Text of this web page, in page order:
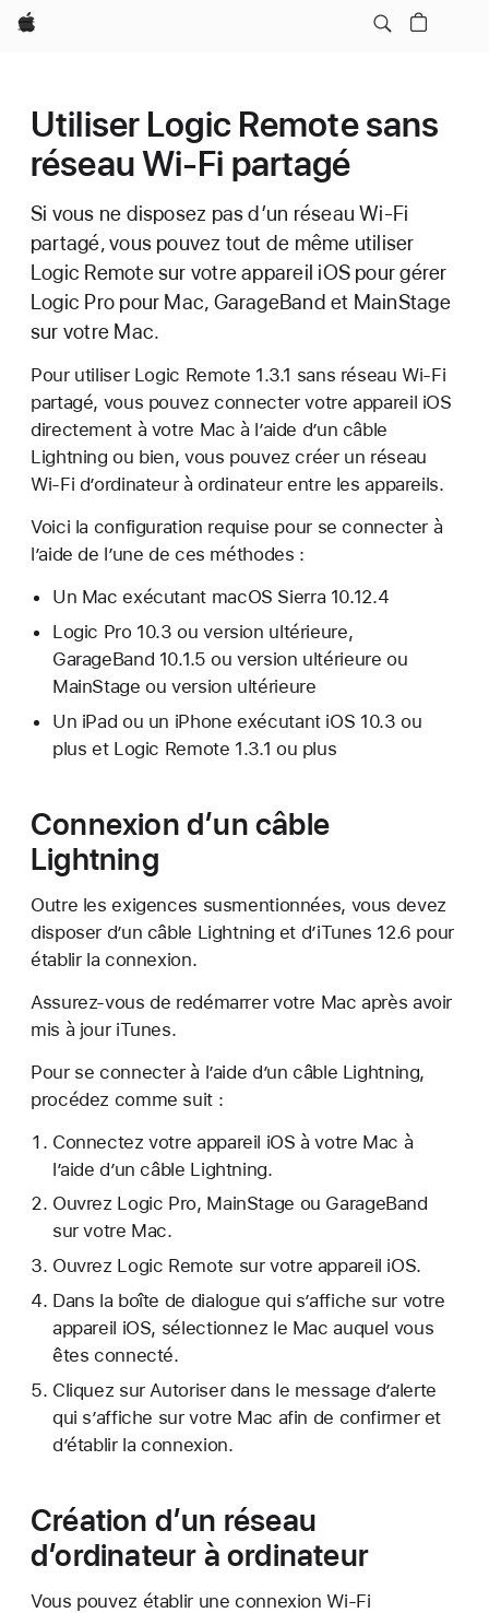
Apple
Utiliser Logic Remote sans
réseau Wi-Fi partagé
Si vous ne disposez pas d’un réseau Wi-Fi
partagé, vous pouvez tout de même utiliser
Logic Remote sur votre appareil iOS pour gérer
Logic Pro pour Mac, GarageBand et MainStage
sur votre Mac.
Pour utiliser Logic Remote 1.3.1 sans réseau Wi-Fi
partagé, vous pouvez connecter votre appareil iOS
directement à votre Mac à l’aide d’un câble
Lightning ou bien, vous pouvez créer un réseau
Wi-Fi d’ordinateur à ordinateur entre les appareils.
Voici la configuration requise pour se connecter à
l’aide de l’une de ces méthodes :
Un Mac exécutant macOS Sierra 10.12.4
Logic Pro 10.3 ou version ultérieure,
GarageBand 10.1.5 ou version ultérieure ou
MainStage ou version ultérieure
Un iPad ou un iPhone exécutant iOS 10.3 ou
plus et Logic Remote 1.3.1 ou plus
Connexion d’un câble
Lightning
Outre les exigences susmentionnées, vous devez
disposer d’un câble Lightning et d’iTunes 12.6 pour
établir la connexion.
Assurez-vous de redémarrer votre Mac après avoir
mis à jour iTunes.
Pour se connecter à l’aide d’un câble Lightning,
procédez comme suit :
Connectez votre appareil iOS à votre Mac à
l’aide d’un câble Lightning.
Ouvrez Logic Pro, MainStage ou GarageBand
sur votre Mac.
Ouvrez Logic Remote sur votre appareil iOS.
Dans la boîte de dialogue qui s’affiche sur votre
appareil iOS, sélectionnez le Mac auquel vous
êtes connecté.
Cliquez sur Autoriser dans le message d’alerte
qui s’affiche sur votre Mac afin de confirmer et
d’établir la connexion.
Création d’un réseau
d’ordinateur à ordinateur
Vous pouvez établir une connexion Wi-Fi